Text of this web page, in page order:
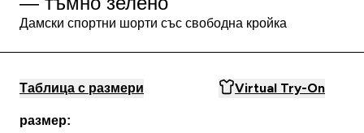
Дамски спортни шорти със свободна кройка
Таблица с размери Virtual Try-On
размер: